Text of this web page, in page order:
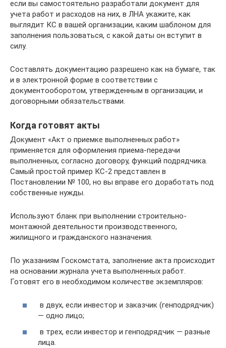
если вы самостоятельно разработали документ для
учета работ и расходов на них, в ЛНА укажите, как
выглядит КС в вашей организации, каким шаблоном для
заполнения пользоваться, с какой даты он вступит в
силу.
Составлять документацию разрешено как на бумаге, так
и в электронной форме в соответствии с
документооборотом, утвержденным в организации, и
договорными обязательствами.
Когда готовят акты
Документ «Акт о приемке выполненных работ»
применяется для оформления приема-передачи
выполненных, согласно договору, функций подрядчика.
Самый простой пример КС-2 представлен в
Постановлении № 100, но вы вправе его доработать под
собственные нужды.
Используют бланк при выполнении строительно-
монтажной деятельности производственного,
жилищного и гражданского назначения.
По указаниям Госкомстата, заполнение акта происходит
на основании журнала учета выполненных работ.
Готовят его в необходимом количестве экземпляров:
в двух, если инвестор и заказчик (генподрядчик)
— одно лицо;
в трех, если инвестор и генподрядчик — разные
лица.